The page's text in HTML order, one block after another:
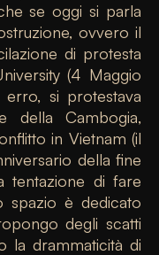
se oggi si parla
ovvero il
di protesta
(4 Maggio
si protestava
della Cambogia,
in Vietnam (il
della fine
tentazione di fare
spazio è dedicato
degli scatti
la drammaticità di